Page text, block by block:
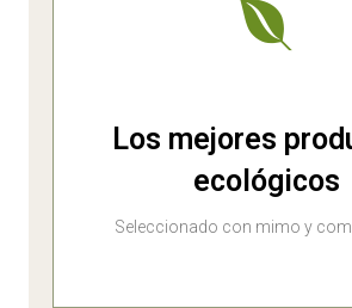
Los mejores
ecológicos
Seleccionado con mimo y